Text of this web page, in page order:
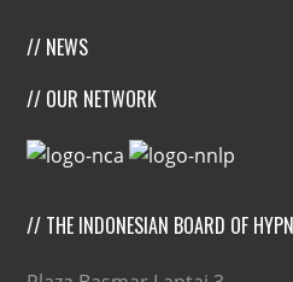
// NEWS
// OUR NETWORK
// THE INDONESIAN BOARD OF